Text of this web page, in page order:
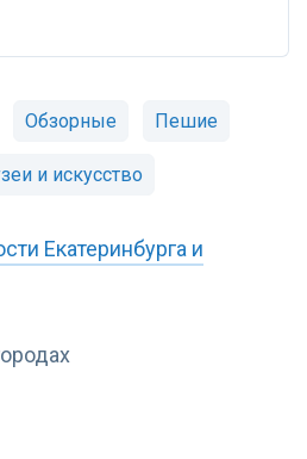
Обзорные Пешие
и искусство
Екатеринбурга и